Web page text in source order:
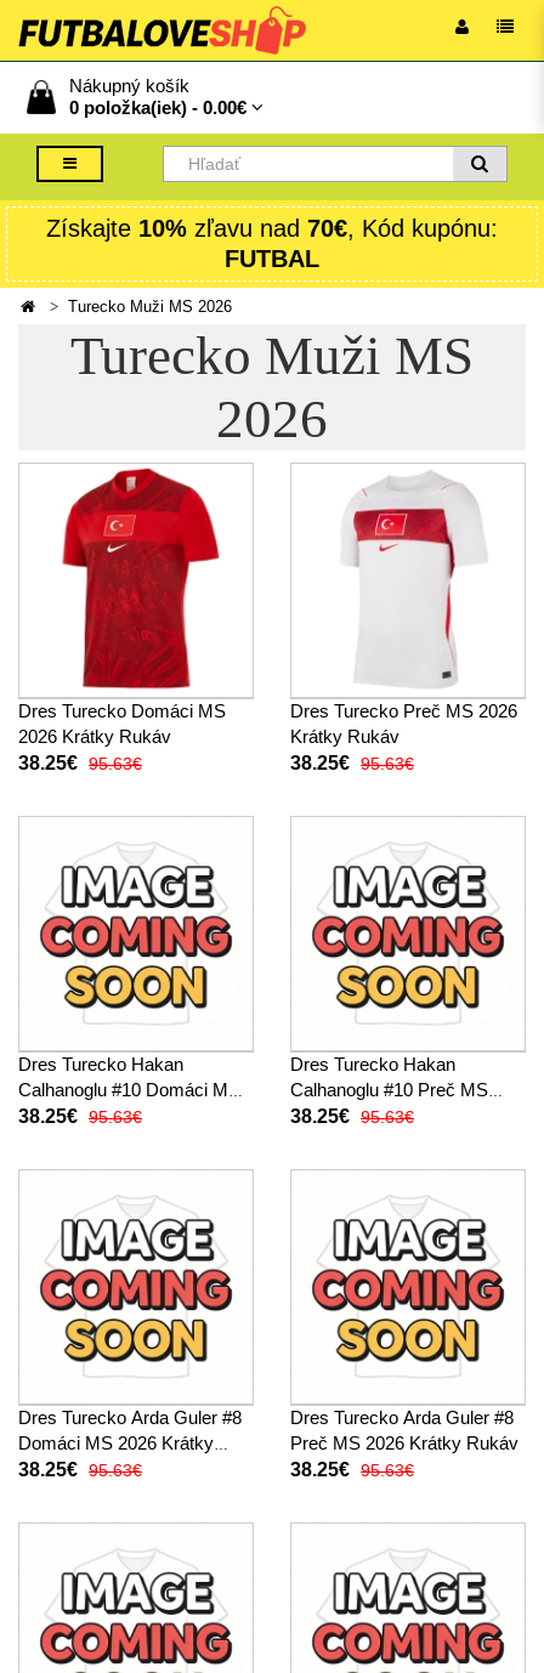
Nákupný košík
0 položka(iek) - 0.00€
Získajte 10% zľavu nad 70€, Kód kupónu:
FUTBAL
Turecko Muži MS 2026
Turecko Muži MS
2026
Dres Turecko Domáci MS
2026 Krátky Rukáv
38.25€ 95.63€
Dres Turecko Preč MS 2026
Krátky Rukáv
38.25€ 95.63€
Dres Turecko Hakan
Calhanoglu #10 Domáci MS
2026 Krátky Rukáv
38.25€ 95.63€
Dres Turecko Hakan
Calhanoglu #10 Preč MS
2026 Krátky Rukáv
38.25€ 95.63€
Dres Turecko Arda Guler #8
Domáci MS 2026 Krátky
Rukáv
38.25€ 95.63€
Dres Turecko Arda Guler #8
Preč MS 2026 Krátky Rukáv
38.25€ 95.63€